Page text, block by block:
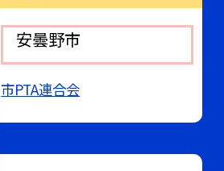
安曇野市
市PTA連合会